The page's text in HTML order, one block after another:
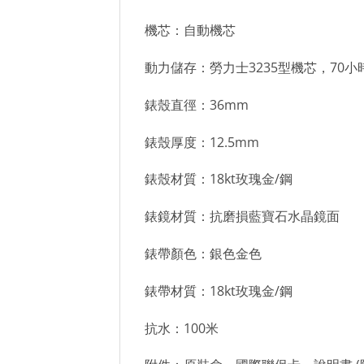
機芯：自動機芯
動力儲存：勞力士3235型機芯，70小
錶殼直徑：36mm
錶殼厚度：12.5mm
錶殼材質：18kt玫瑰金/鋼
錶鏡材質：抗磨損藍寶石水晶鏡面
錶帶顏色：銀色金色
錶帶材質：18kt玫瑰金/鋼
抗水：100米